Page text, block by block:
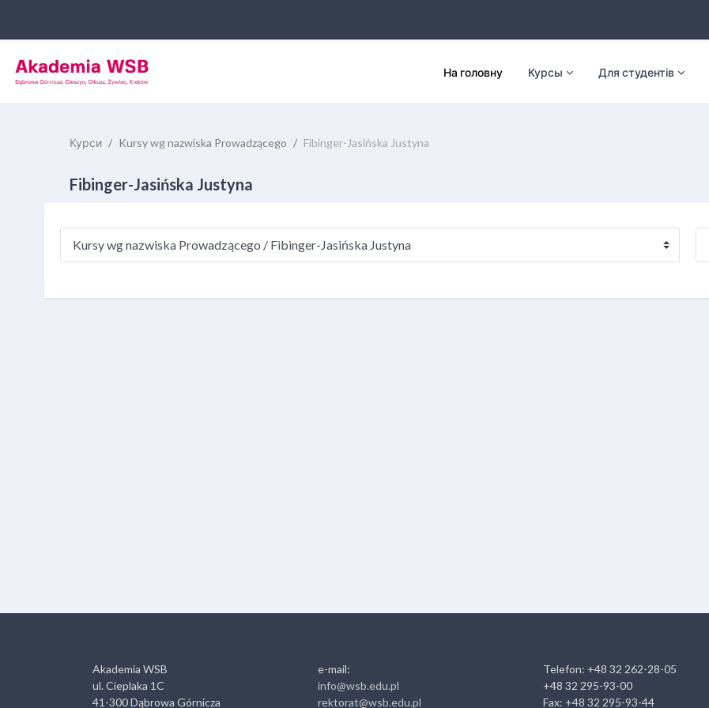
На головну Курсы Для студентів
Курси Kursy wg nazwiska Prowadzącego Fibinger-Jasińska Justyna
Fibinger-Jasińska Justyna
Категорії курсів
Akademia WSB
ul. Cieplaka 1C
41-300 Dąbrowa Górnicza
e-mail:
info@wsb.edu.pl
rektorat@wsb.edu.pl
Telefon: +48 32 262-28-05
+48 32 295-93-00
Fax: +48 32 295-93-44